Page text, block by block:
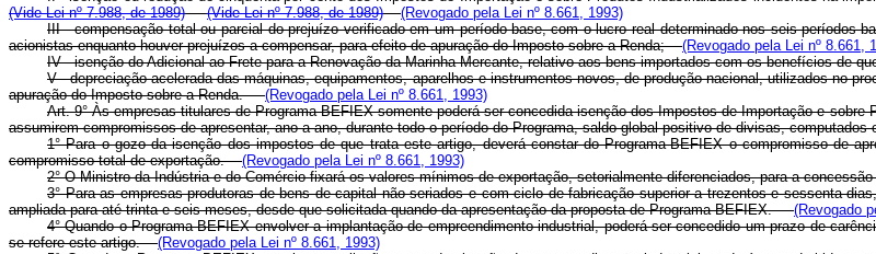
(Vide Lei nº 7.988, de 1989)
(Vide Lei nº 7.988, de 1989)
(Revogado pela Lei nº 8.661, 1993)
III - compensação total ou parcial do prejuízo verificado em um período-base, com o lucro real determinado nos seis
acionistas enquanto houver prejuízos a compensar, para efeito de apuração do Imposto sobre a Renda;(Revogado pela Lei nº 8.661,
IV - isenção do Adicional ao Frete para a Renovação da Marinha Mercante, relativo aos bens importados com os benefícios de
V - depreciação acelerada das máquinas, equipamentos, aparelhos e instrumentos novos, de produção nacional, utilizados no
apuração do Imposto sobre a Renda.(Revogado pela Lei nº 8.661, 1993)
Art. 9° Às empresas titulares de Programa-BEFIEX somente poderá ser concedida isenção dos Impostos de Importação e
assumirem compromissos de apresentar, ano a ano, durante todo o período do Programa, saldo global positivo de divisas,
1° Para o gozo da isenção dos impostos de que trata este artigo, deverá constar do Programa-BEFIEX o compromisso de
compromisso total de exportação.(Revogado pela Lei nº 8.661, 1993)
2° O Ministro da Indústria e do Comércio fixará os valores mínimos de exportação, setorialmente diferenciados, para a
3° Para as empresas produtoras de bens de capital não seriados e com ciclo de fabricação superior a trezentos e sessenta
ampliada para até trinta e seis meses, desde que solicitada quando da apresentação da proposta de Programa-BEFIEX.(Revogado
4° Quando o Programa-BEFIEX envolver a implantação de empreendimento industrial, poderá ser concedido um prazo de
se refere este artigo.(Revogado pela Lei nº 8.661, 1993)